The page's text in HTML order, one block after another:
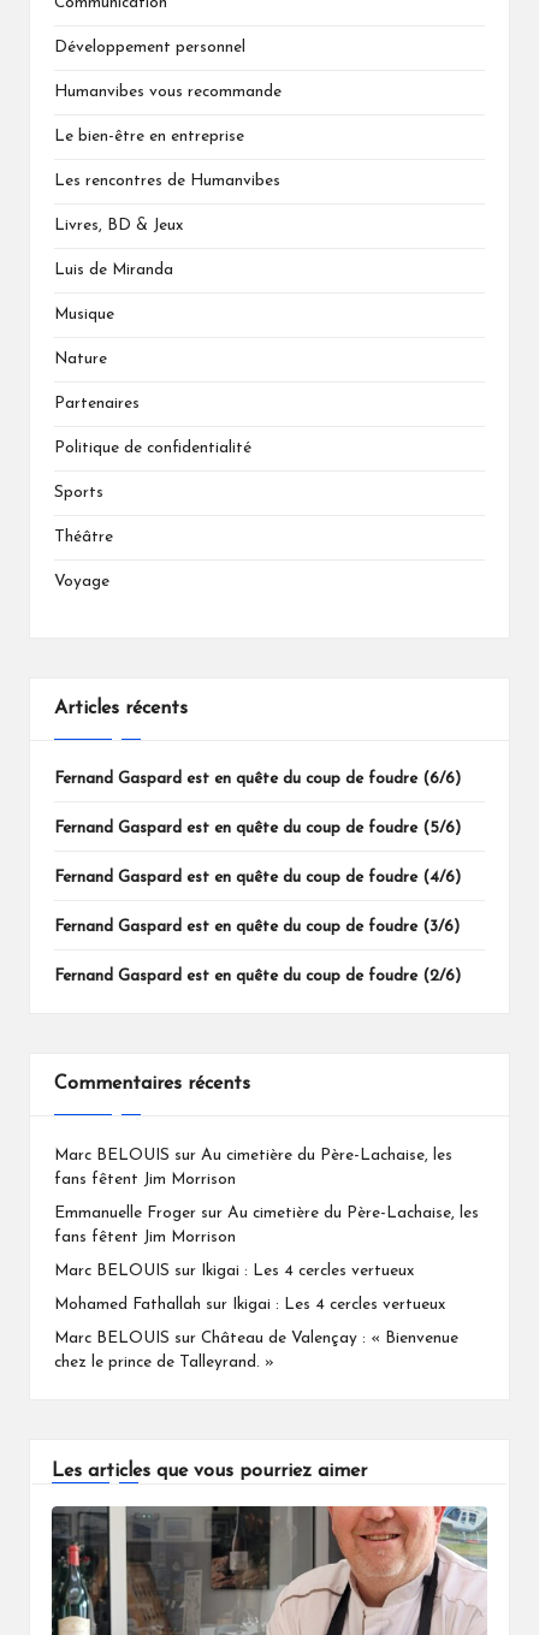
Développement personnel
Humanvibes vous recommande
Le bien-être en entreprise
Les rencontres de Humanvibes
Livres, BD & Jeux
Luis de Miranda
Musique
Nature
Partenaires
Politique de confidentialité
Sports
Théâtre
Voyage
Articles récents
Fernand Gaspard est en quête du coup de foudre (6/6)
Fernand Gaspard est en quête du coup de foudre (5/6)
Fernand Gaspard est en quête du coup de foudre (4/6)
Fernand Gaspard est en quête du coup de foudre (3/6)
Fernand Gaspard est en quête du coup de foudre (2/6)
Commentaires récents
Marc BELOUIS sur Au cimetière du Père-Lachaise, les
fans fêtent Jim Morrison
Emmanuelle Froger sur Au cimetière du Père-Lachaise, les
fans fêtent Jim Morrison
Marc BELOUIS sur Ikigai : Les 4 cercles vertueux
Mohamed Fathallah sur Ikigai : Les 4 cercles vertueux
Marc BELOUIS sur Château de Valençay : « Bienvenue
chez le prince de Talleyrand. »
Les articles que vous pourriez aimer